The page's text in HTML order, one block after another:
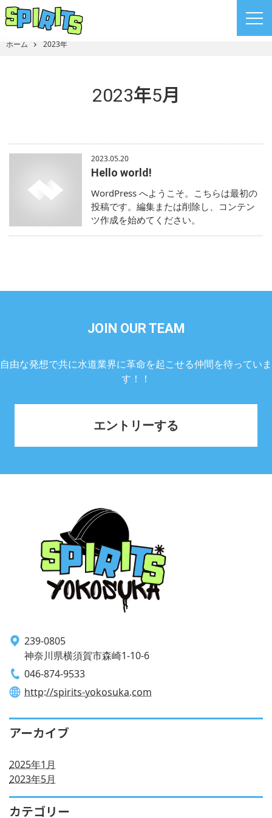
ホーム 2023年
2023年5月
2023.05.20
Hello world!
WordPress へようこそ。こちらは最初の
投稿です。編集または削除し、コンテン
ツ作成を始めてください。
JOIN OUR TEAM
自由な発想で共に水道業界に革命を起こせる仲間を待っていま
す！！
エントリーする
239-0805
神奈川県横須賀市森崎1-10-6
046-874-9533
http://spirits-yokosuka.com
アーカイブ
2025年1月
2023年5月
カテゴリー